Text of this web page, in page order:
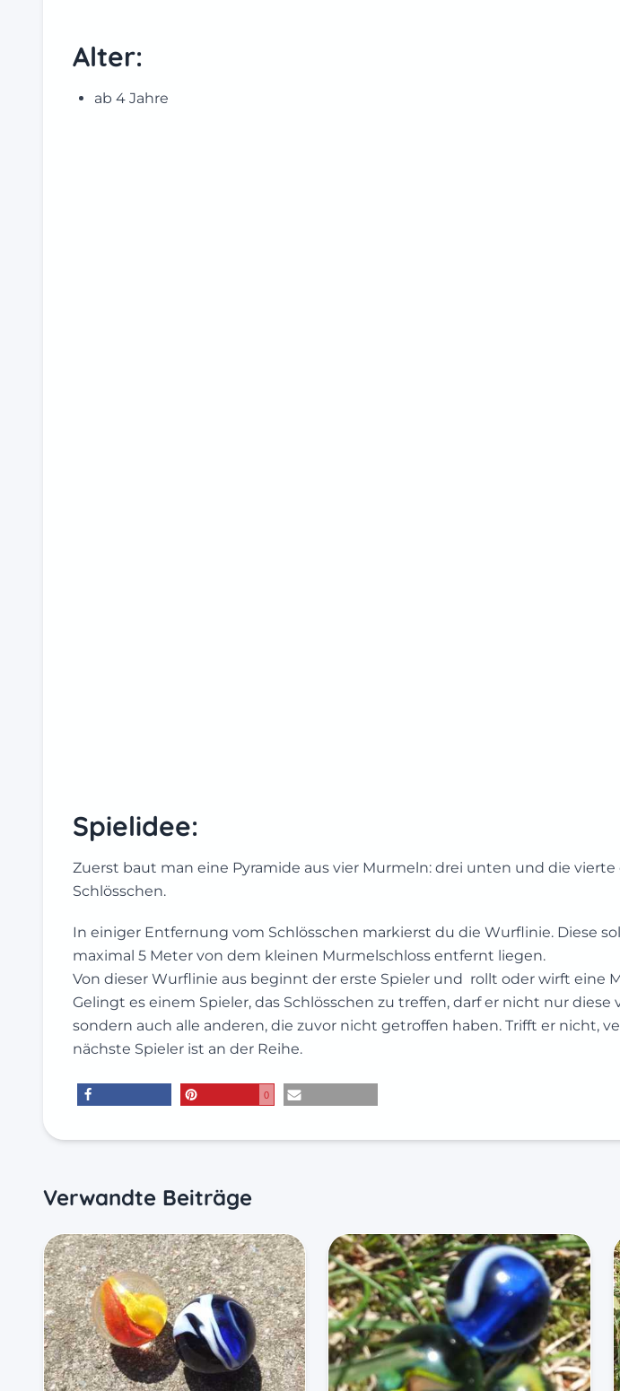
Alter:
ab 4 Jahre
Spielidee:
Zuerst baut man eine Pyramide aus vier Murmeln: drei unten und die vierte
Schlösschen.
In einiger Entfernung vom Schlösschen markierst du die Wurflinie. Diese
maximal 5 Meter von dem kleinen Murmelschloss entfernt liegen.
Von dieser Wurflinie aus beginnt der erste Spieler und rollt oder wirft eine
Gelingt es einem Spieler, das Schlösschen zu treffen, darf er nicht nur diese
sondern auch alle anderen, die zuvor nicht getroffen haben. Trifft er nicht,
nächste Spieler ist an der Reihe.
0
Verwandte Beiträge